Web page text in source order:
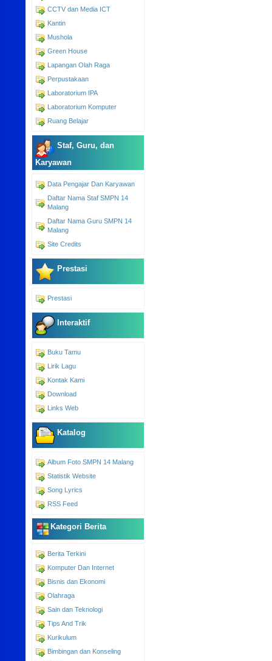
CCTV dan Media ICT
Kantin
Mushola
Green House
Lapangan Olah Raga
Perpustakaan
Laboratorium IPA
Laboratorium Komputer
Ruang Belajar
Staf, Guru, dan
Karyawan
Data Pengajar Dan Karyawan
Daftar Nama Staf SMPN 14
Malang
Daftar Nama Guru SMPN 14
Malang
Site Credits
Prestasi
Prestasi
Interaktif
Buku Tamu
Lirik Lagu
Kontak Kami
Download
Links Web
Katalog
Album Foto SMPN 14 Malang
Statistik Website
Song Lyrics
RSS Feed
Kategori Berita
Berita Terkini
Komputer Dan Internet
Bisnis dan Ekonomi
Olahraga
Sain dan Teknologi
Tips And Trik
Kurikulum
Bimbingan dan Konseling